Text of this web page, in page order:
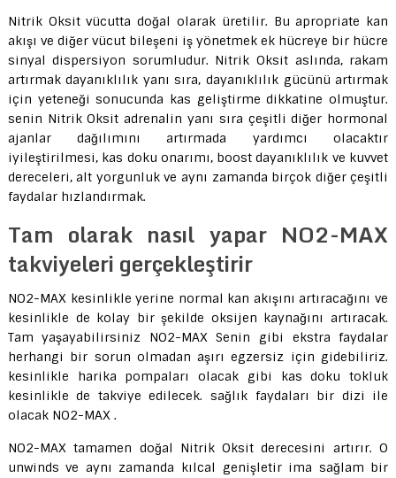
Nitrik Oksit vücutta doğal olarak üretilir. Bu apropriate kan
akışı ve diğer vücut bileşeni iş yönetmek ek hücreye bir hücre
sinyal dispersiyon sorumludur. Nitrik Oksit aslında, rakam
artırmak dayanıklılık yanı sıra, dayanıklılık gücünü artırmak
için yeteneği sonucunda kas geliştirme dikkatine olmuştur.
senin Nitrik Oksit adrenalin yanı sıra çeşitli diğer hormonal
ajanlar dağılımını artırmada yardımcı olacaktır
iyileştirilmesi, kas doku onarımı, boost dayanıklılık ve kuvvet
dereceleri, alt yorgunluk ve aynı zamanda birçok diğer çeşitli
faydalar hızlandırmak.
Tam olarak nasıl yapar NO2-MAX
takviyeleri gerçekleştirir
NO2-MAX kesinlikle yerine normal kan akışını artıracağını ve
kesinlikle de kolay bir şekilde oksijen kaynağını artıracak.
Tam yaşayabilirsiniz NO2-MAX Senin gibi ekstra faydalar
herhangi bir sorun olmadan aşırı egzersiz için gidebiliriz.
kesinlikle harika pompaları olacak gibi kas doku tokluk
kesinlikle de takviye edilecek. sağlık faydaları bir dizi ile
olacak NO2-MAX .
NO2-MAX tamamen doğal Nitrik Oksit derecesini artırır. O
unwinds ve aynı zamanda kılcal genişletir ima sağlam bir